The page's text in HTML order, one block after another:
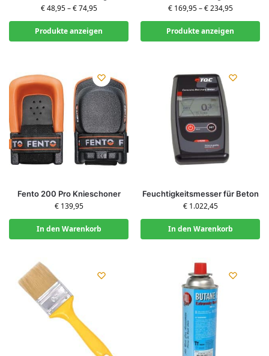
€48,95–€74,95
Produkte anzeigen
€169,95–€234,95
Produkte anzeigen
Fento 200 Pro Knieschoner
€139,95
In den Warenkorb
Feuchtigkeitsmesser für Beton
€1.022,45
In den Warenkorb